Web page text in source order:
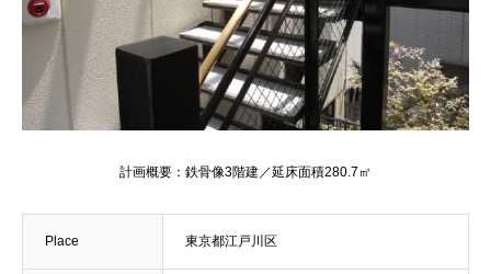
計画概要：鉄骨像3階建／延床面積280.7㎡
Place 東京都江戸川区